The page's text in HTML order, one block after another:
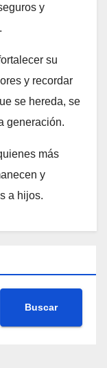
y
su
y recordar
se hereda, se
generación.
más
y
a hijos.
Buscar